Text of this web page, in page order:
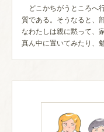
どこかちがうところへ
質である。そうなると
なわたしは親に黙って
真ん中に置いてみたり、